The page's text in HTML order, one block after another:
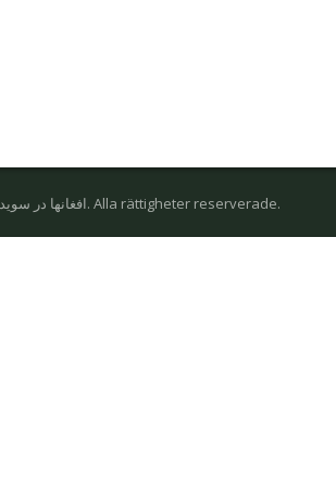
Copyright © افغانها در سویدن. Alla rättigheter reserverade.